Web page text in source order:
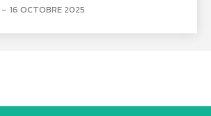
- 16 OCTOBRE 2025